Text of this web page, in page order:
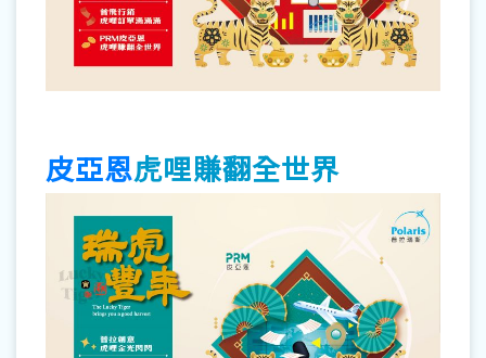
皮亞恩虎哩賺翻全世界